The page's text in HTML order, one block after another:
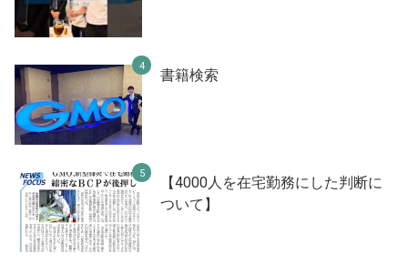
書籍検索
【4000人を在宅勤務にした判断に
ついて】